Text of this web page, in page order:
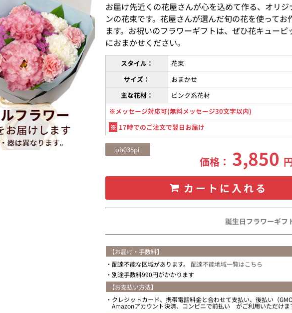
お届け先近くの花屋さんが心を込めて作る、オリジ
ンの花束です。花屋さんが選んだ旬の花を使ってお
ます。お祝いのフラワーギフトは、ぜひ花キューピ
におまかせください。
スタイル：
花束
サイズ：
おまかせ
主な花材：
ピンク系花材
※メッセージ対応可(無料メッセージ30文字以内)
※ 17時でのご注文で翌日お届け
ob035pi
価格： 3,850
カートに入れる
誕生日フラワーギフ
【お届け・手数料】
配達不能な区域があります。 配達不能地域一覧はこちら
別途手数料990円がかかります
【お支払い方法】
クレジットカード、携帯電話料金と合わせて支払い、後払い（GMO
Amazonアカウント決済、コンビニで前払い がご利用いただけま